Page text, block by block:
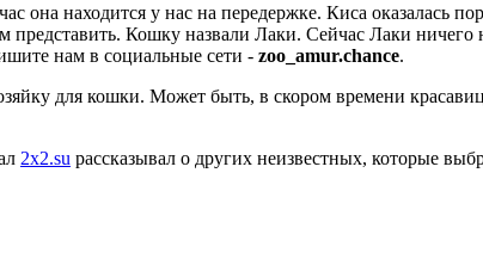
находится у нас на передержке. Киса оказалась
Кошку назвали Лаки. Сейчас Лаки ничего
нам в социальные сети - zoo_amur.chance.
для кошки. Может быть, в скором времени
2х2.su рассказывал о других неизвестных, которые